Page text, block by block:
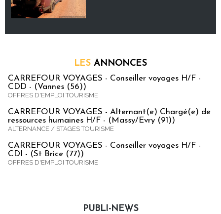
LES ANNONCES
CARREFOUR VOYAGES - Conseiller voyages H/F -
CDD - (Vannes (56))
OFFRES D'EMPLOI TOURISME
CARREFOUR VOYAGES - Alternant(e) Chargé(e) de
ressources humaines H/F - (Massy/Evry (91))
ALTERNANCE / STAGES TOURISME
CARREFOUR VOYAGES - Conseiller voyages H/F -
CDI - (St Brice (77))
OFFRES D'EMPLOI TOURISME
PUBLI-NEWS